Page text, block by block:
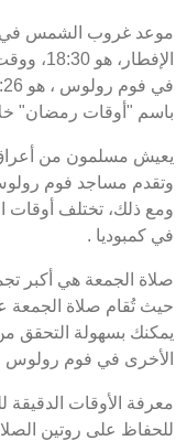
موعد غروب الشمس في
باسم "أوقات رمضان"
يعيش مسلمون من
وتقدم مساجد فوم
ومع ذلك، تختلف
في كمبوديا .
صلاة الجمعة هي أكبر
حيث تُقام صلاة الجمعة
يمكنك بسهولة التحقق
الأخرى في فوم رولوس
معرفة الأوقات
للحفاظ على روتين